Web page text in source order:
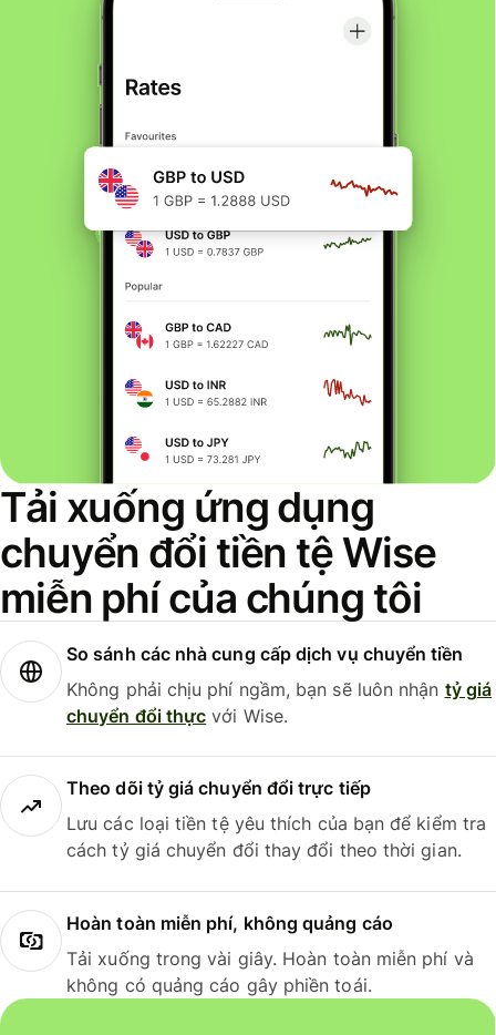
Tải xuống ứng dụng
chuyển đổi tiền tệ Wise
miễn phí của chúng tôi
So sánh các nhà cung cấp dịch vụ chuyển tiền
Không phải chịu phí ngầm, bạn sẽ luôn nhận tỷ giá
chuyển đổi thực với Wise.
Theo dõi tỷ giá chuyển đổi trực tiếp
Lưu các loại tiền tệ yêu thích của bạn để kiểm tra
cách tỷ giá chuyển đổi thay đổi theo thời gian.
Hoàn toàn miễn phí, không quảng cáo
Tải xuống trong vài giây. Hoàn toàn miễn phí và
không có quảng cáo gây phiền toái.